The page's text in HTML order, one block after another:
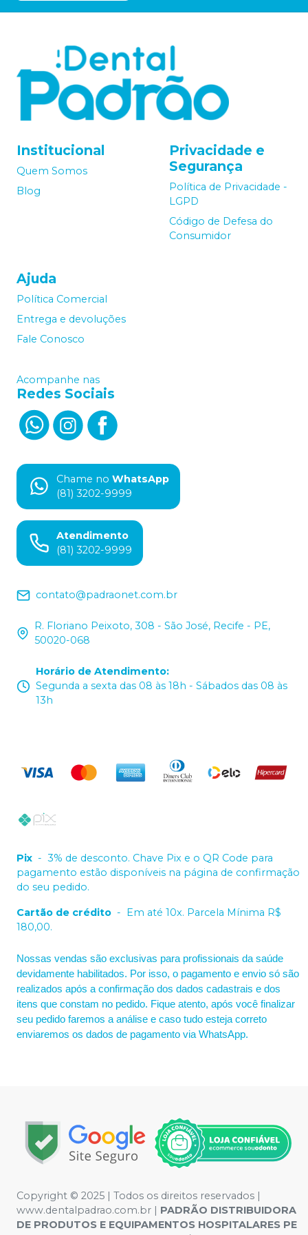
Institucional
Quem Somos
Blog
Privacidade e
Segurança
Política de Privacidade -
LGPD
Código de Defesa do
Consumidor
Ajuda
Política Comercial
Entrega e devoluções
Fale Conosco
Acompanhe nas
Redes Sociais
Chame no WhatsApp
(81) 3202-9999
Atendimento
(81) 3202-9999
contato@padraonet.com.br
R. Floriano Peixoto, 308 - São José, Recife - PE,
50020-068
Horário de Atendimento:
Segunda a sexta das 08 às 18h - Sábados das 08 às
13h
Pix - 3% de desconto. Chave Pix e o QR Code para
pagamento estão disponíveis na página de confirmação
do seu pedido.
Cartão de crédito - Em até 10x. Parcela Mínima R$
180,00.
Nossas vendas são exclusivas para profissionais da saúde
devidamente habilitados. Por isso, o pagamento e envio só são
realizados após a confirmação dos dados cadastrais e dos
itens que constam no pedido. Fique atento, após você finalizar
seu pedido faremos a análise e caso tudo esteja correto
enviaremos os dados de pagamento via WhatsApp.
Copyright © 2025 | Todos os direitos reservados |
www.dentalpadrao.com.br | PADRÃO DISTRIBUIDORA
DE PRODUTOS E EQUIPAMENTOS HOSPITALARES PE